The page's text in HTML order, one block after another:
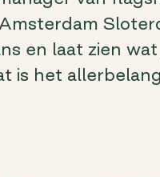
en laat zien wat
is het